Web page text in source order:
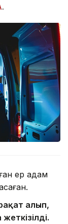
.
ер адам
алып,